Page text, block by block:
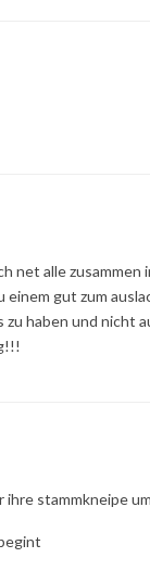
net alle
einem gut zum
zu haben und nicht
stammkneipe